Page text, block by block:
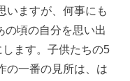
いますが、何事にも
の頃の自分を思い出
ます。子供たちの5
の一番の見所は、は